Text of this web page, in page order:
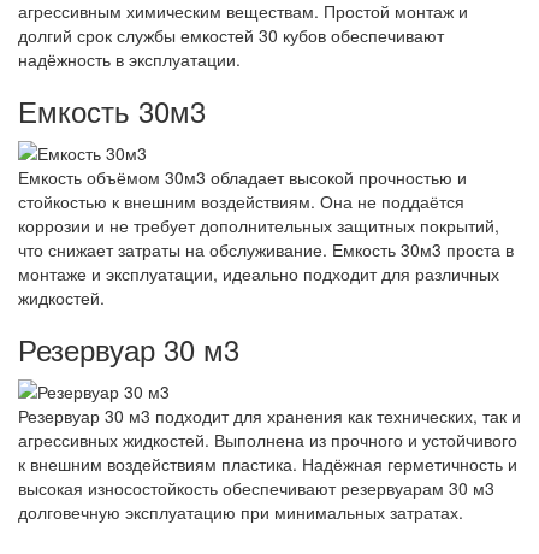
агрессивным химическим веществам. Простой монтаж и
долгий срок службы емкостей 30 кубов обеспечивают
надёжность в эксплуатации.
Емкость 30м3
Емкость объёмом 30м3 обладает высокой прочностью и
стойкостью к внешним воздействиям. Она не поддаётся
коррозии и не требует дополнительных защитных покрытий,
что снижает затраты на обслуживание. Емкость 30м3 проста в
монтаже и эксплуатации, идеально подходит для различных
жидкостей.
Резервуар 30 м3
Резервуар 30 м3 подходит для хранения как технических, так и
агрессивных жидкостей. Выполнена из прочного и устойчивого
к внешним воздействиям пластика. Надёжная герметичность и
высокая износостойкость обеспечивают резервуарам 30 м3
долговечную эксплуатацию при минимальных затратах.